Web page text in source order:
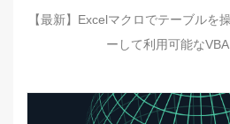
【最新】Excelマクロでテーブルを
ーして利用可能な